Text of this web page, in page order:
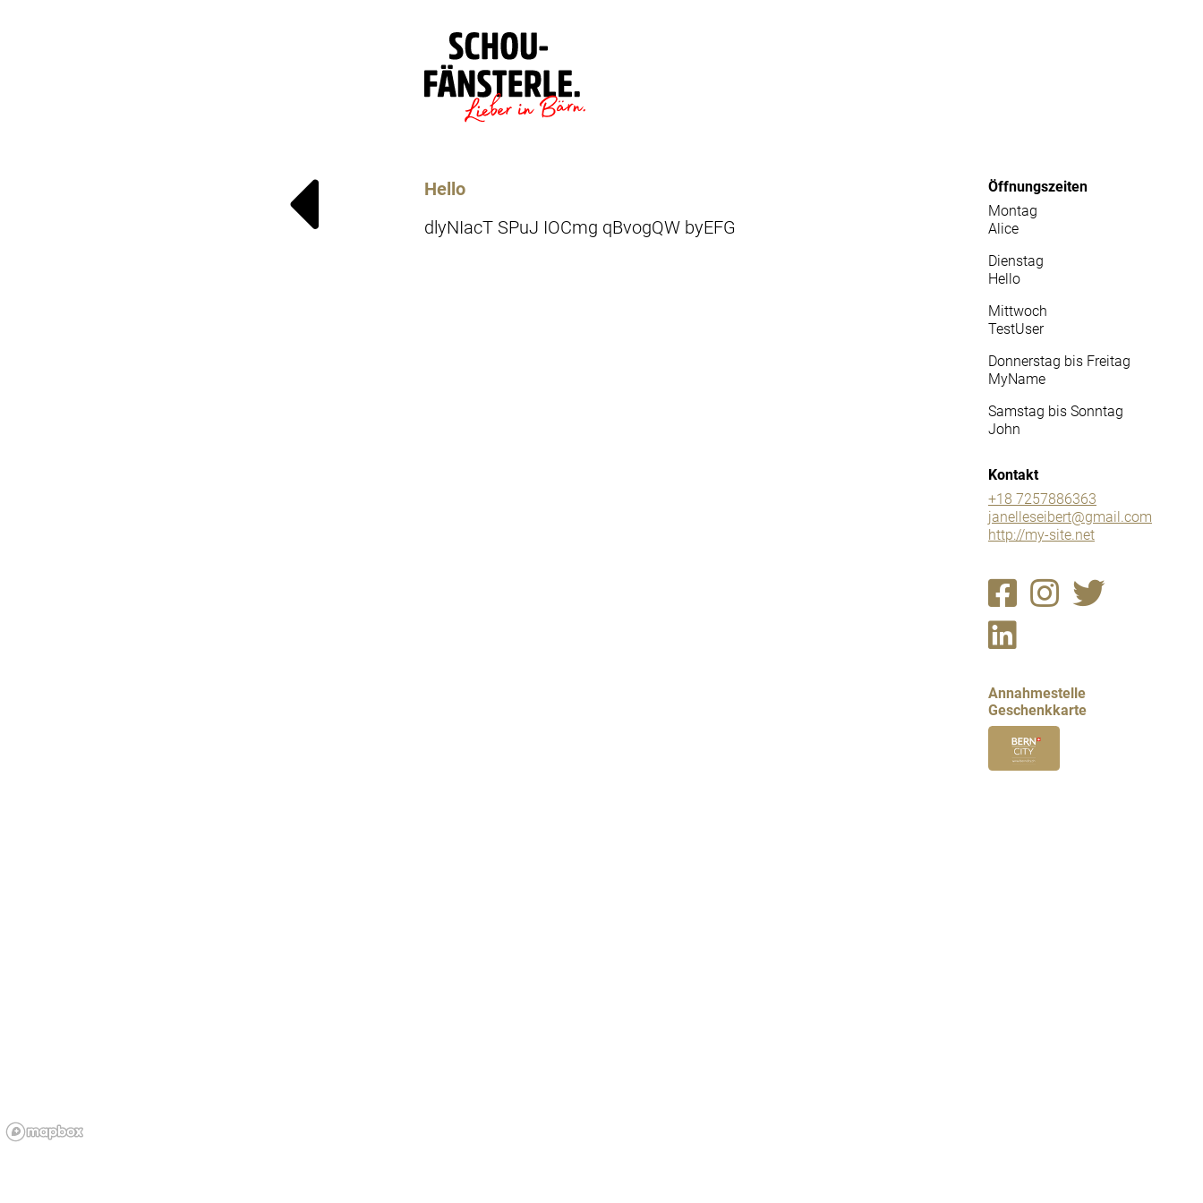
Hello
dlyNIacT SPuJ IOCmg qBvogQW byEFG
Öffnungszeiten
Montag
Alice
Dienstag
Hello
Mittwoch
TestUser
Donnerstag bis Freitag
MyName
Samstag bis Sonntag
John
Kontakt
+18 7257886363
janelleseibert@gmail.com
http://my-site.net
Annahmestelle
Geschenkkarte